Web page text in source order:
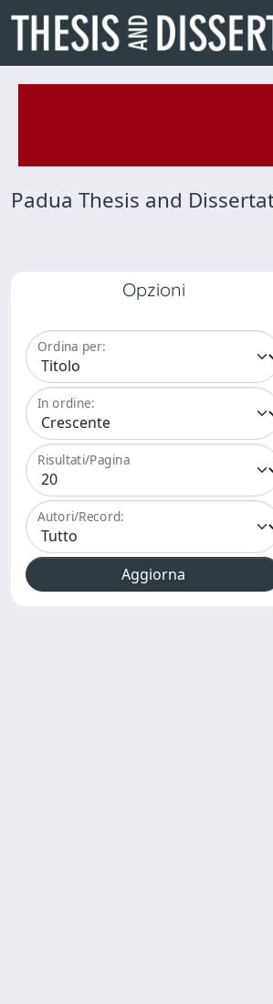
Padua Thesis and
Opzioni
Ordina per:
In ordine:
Risultati/Pagina
Autori/Record: